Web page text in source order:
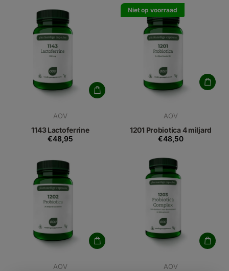
AOV
1143 Lactoferrine
€48,95
Niet op voorraad
AOV
1201 Probiotica 4 miljard
€48,50
AOV AOV